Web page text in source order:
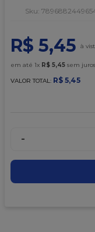
:
R$ 5,45
em até 1x R$ 5,45 sem juros
VALOR TOTAL: R$ 5,45
-
caixa kraft
10º chocolate